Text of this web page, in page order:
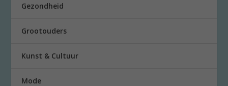
Gezondheid
Grootouders
Kunst & Cultuur
Mode